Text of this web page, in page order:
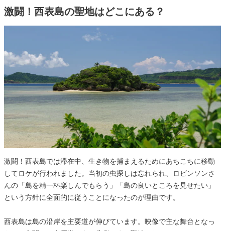
激闘！西表島の聖地はどこにある？
激闘！西表島では滞在中、生き物を捕まえるためにあちこちに移動
してロケが行われました。当初の虫探しは忘れられ、ロビンソンさ
んの「島を精一杯楽しんでもらう」「島の良いところを見せたい」
という方針に全面的に従うことになったのが理由です。
西表島は島の沿岸を主要道が伸びています。映像で主な舞台となっ